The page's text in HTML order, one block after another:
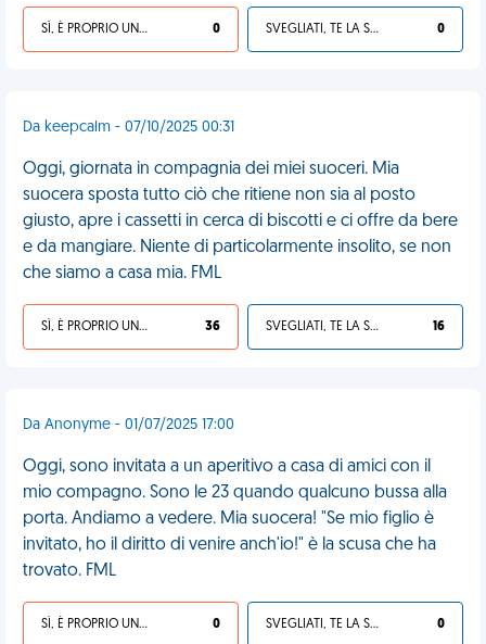
SÌ, È PROPRIO UNA VDM! 0 SVEGLIATI, TE LA SEI CERCATA! 0
Da keepcalm - 07/10/2025 00:31
Oggi, giornata in compagnia dei miei suoceri. Mia
suocera sposta tutto ciò che ritiene non sia al posto
giusto, apre i cassetti in cerca di biscotti e ci offre da bere
e da mangiare. Niente di particolarmente insolito, se non
che siamo a casa mia. FML
SÌ, È PROPRIO UNA VDM! 36 SVEGLIATI, TE LA SEI CERCATA! 16
Da Anonyme - 01/07/2025 17:00
Oggi, sono invitata a un aperitivo a casa di amici con il
mio compagno. Sono le 23 quando qualcuno bussa alla
porta. Andiamo a vedere. Mia suocera! "Se mio figlio è
invitato, ho il diritto di venire anch'io!" è la scusa che ha
trovato. FML
SÌ, È PROPRIO UNA VDM! 0 SVEGLIATI, TE LA SEI CERCATA! 0